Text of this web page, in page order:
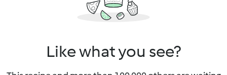
Like what you see?